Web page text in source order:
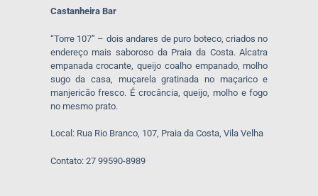
Castanheira Bar
“Torre 107” – dois andares de puro boteco, criados no
endereço mais saboroso da Praia da Costa. Alcatra
empanada crocante, queijo coalho empanado, molho
sugo da casa, muçarela gratinada no maçarico e
manjericão fresco. É crocância, queijo, molho e fogo
no mesmo prato.
Local: Rua Rio Branco, 107, Praia da Costa, Vila Velha
Contato: 27 99590-8989